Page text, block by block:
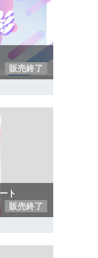
販売終了
ト
販売終了